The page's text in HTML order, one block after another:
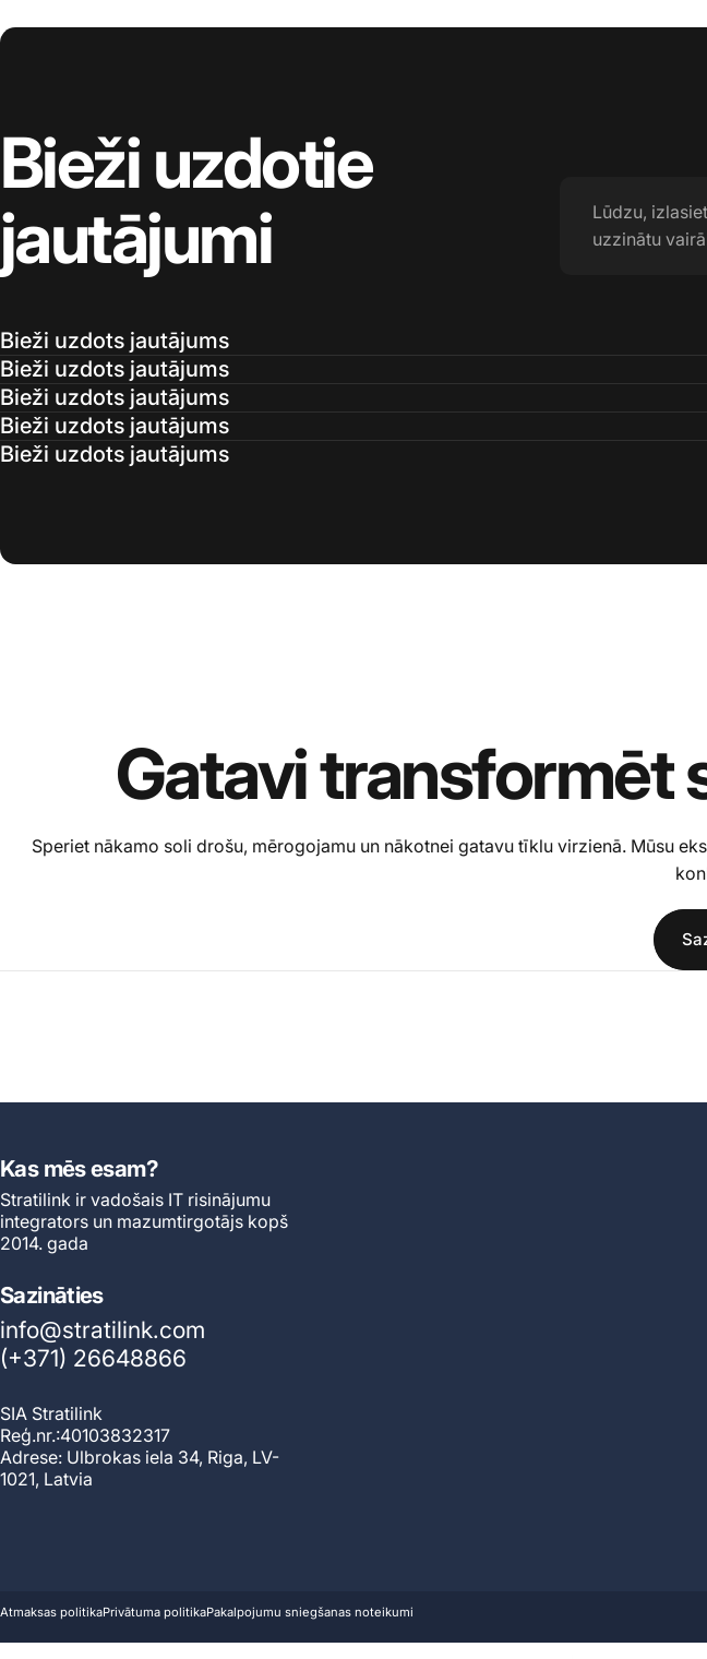
Biežiuzdotie
jautājumi
Lūdzu,
uzzinātu
Bieži uzdots jautājums
Bieži uzdots jautājums
Bieži uzdots jautājums
Bieži uzdots jautājums
Bieži uzdots jautājums
Gatavitransformēt
Speriet nākamo soli drošu, mērogojamu un nākotnei gatavu tīklu virzienā. Mūsu
Kas mēs esam?
Stratilink ir vadošais IT risinājumu
integrators un mazumtirgotājs kopš
2014. gada
Sazināties
info@stratilink.com
(+371) 26648866
SIA Stratilink
Reģ.nr.:40103832317
Adrese: Ulbrokas iela 34, Riga, LV-
1021, Latvia
Atmaksas politikaPrivātuma politikaPakalpojumu sniegšanas noteikumi